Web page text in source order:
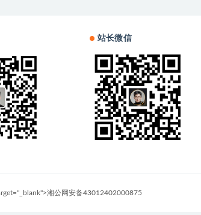
站长微信
湘公网安备43012402000875